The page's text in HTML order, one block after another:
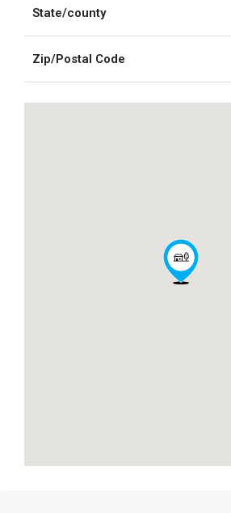
State/county
Zip/Postal Code